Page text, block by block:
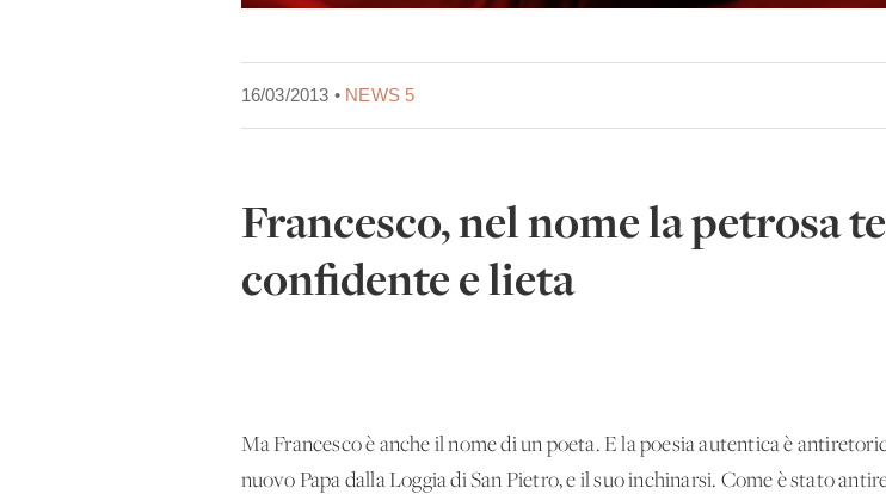
16/03/2013 • NEWS 5
Francesco, nel nome la petrosa
confidente e lieta
Ma Francesco è anche il nome di un poeta. E la poesia autentica è
nuovo Papa dalla Loggia di San Pietro, e il suo inchinarsi. Come è stato